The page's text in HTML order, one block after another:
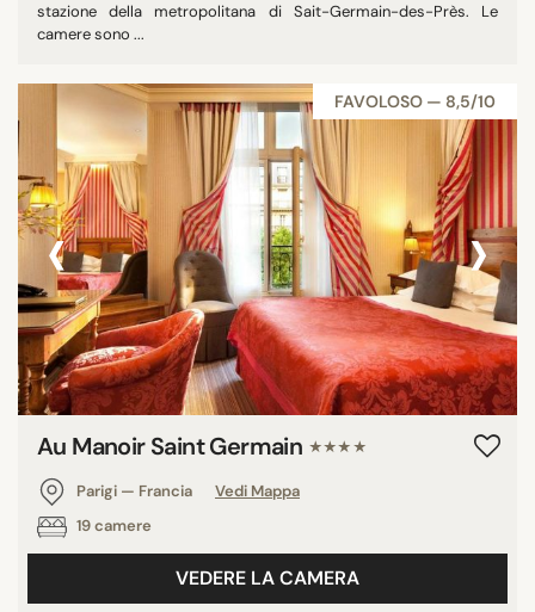
stazione della metropolitana di Sait-Germain-des-Près. Le
camere sono ...
FAVOLOSO — 8,5/10
‹ ›
Au Manoir Saint Germain ★★★★
Parigi — Francia
Vedi Mappa
19 camere
VEDERE LA CAMERA